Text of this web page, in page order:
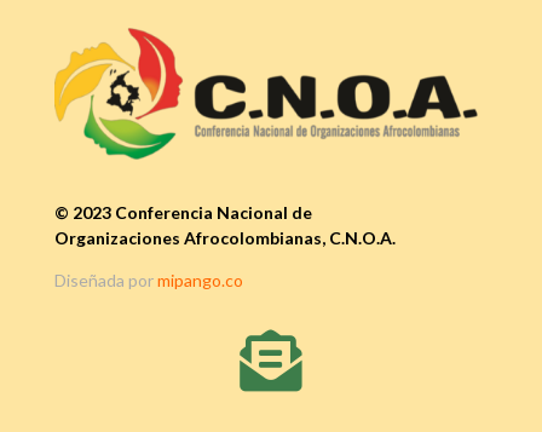
© 2023 Conferencia Nacional de
Organizaciones Afrocolombianas, C.N.O.A.
Diseñada pormipango.co
